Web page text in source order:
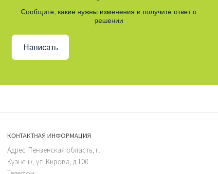
Сообщите, какие нужны изменения и получите ответ о
решении
Написать
КОНТАКТНАЯ ИНФОРМАЦИЯ
Адрес: Пензенская область, г.
Кузнецк, ул. Кирова, д.100